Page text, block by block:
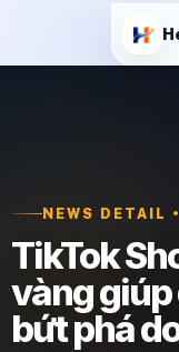
Height Media
NEWS DETAIL
TikTok
vàng
bứt phá